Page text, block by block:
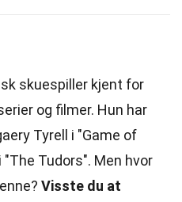
skuespiller kjent for
og filmer. Hun har
Tyrell i "Game of
Tudors". Men hvor
Visste du at